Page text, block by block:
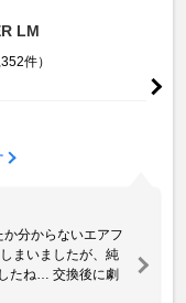
LM
件）
分からないエアフ
まいましたが、純
たね… 交換後に劇